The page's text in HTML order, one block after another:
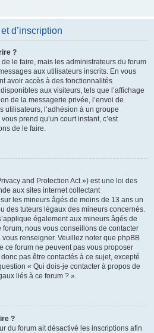
d’inscription
?
de le faire, mais les administrateurs du forum
aux utilisateurs inscrits. En vous
avoir accès à des fonctionnalités
aux visiteurs, tels que l’affichage
de la messagerie privée, l’envoi de
utilisateurs, l’adhésion à un groupe
prend qu’un court instant, c’est
de le faire.
and Protection Act ») est une loi des
aux sites internet collectant
les mineurs âgés de moins de 13 ans un
des tuteurs légaux des mineurs concernés.
également aux mineurs âgés de
nous vous conseillons de contacter
renseigner. Veuillez noter que phpBB
ce forum ne peuvent pas vous proposer
pas être contactés à ce sujet, excepté
« Qui dois-je contacter à propos de
liés à ce forum ? ».
?
du forum ait désactivé les inscriptions afin